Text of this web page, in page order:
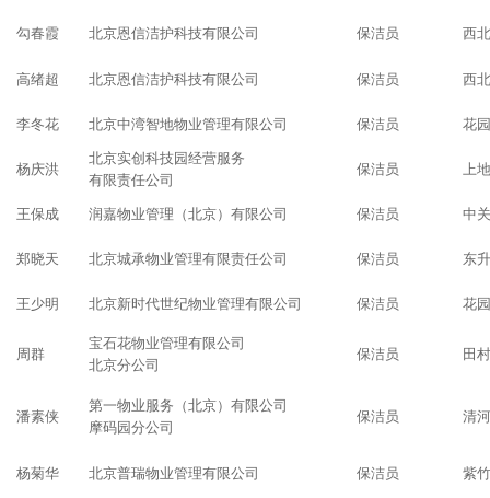
勾春霞 北京恩信洁护科技有限公司 保洁员 西
高绪超 北京恩信洁护科技有限公司 保洁员 西
李冬花 北京中湾智地物业管理有限公司 保洁员 花
杨庆洪
北京实创科技园经营服务
有限责任公司
保洁员 上
王保成 润嘉物业管理（北京）有限公司 保洁员 中
郑晓天 北京城承物业管理有限责任公司 保洁员 东
王少明 北京新时代世纪物业管理有限公司 保洁员 花
周群
宝石花物业管理有限公司
北京分公司
保洁员 田
潘素侠
第一物业服务（北京）有限公司
摩码园分公司
保洁员 清
杨菊华 北京普瑞物业管理有限公司 保洁员 紫